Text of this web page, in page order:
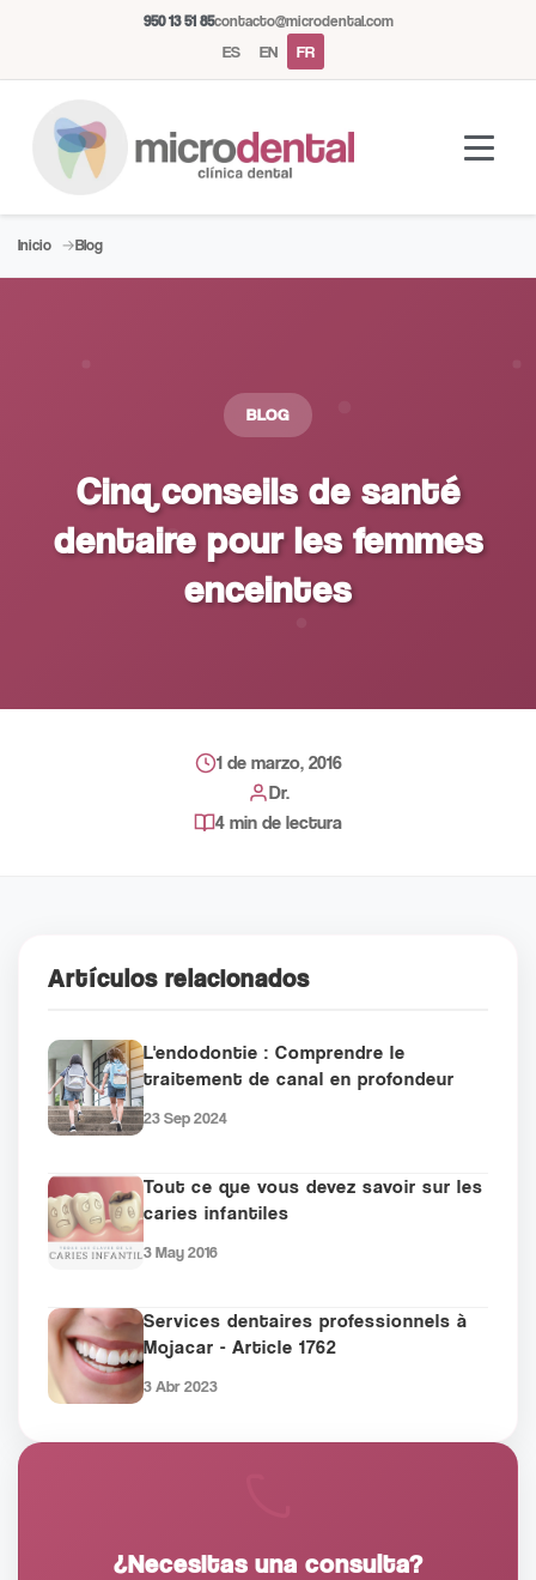
950 13 51 85contacto@microdental.com
ES EN FR
Inicio Blog
BLOG
Cinq conseils de santé
dentaire pour les femmes
enceintes
1 de marzo, 2016
Dr.
4 min de lectura
Artículos relacionados
L'endodontie : Comprendre le
traitement de canal en profondeur
23 Sep 2024
Tout ce que vous devez savoir sur les
caries infantiles
3 May 2016
Services dentaires professionnels à
Mojacar - Article 1762
3 Abr 2023
¿Necesitas una consulta?